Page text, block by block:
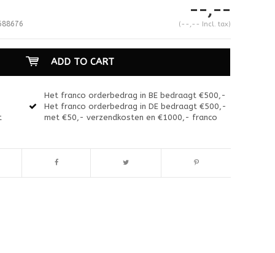
Enlarge image
--,--
(--,-- Incl. tax)
ADD TO CART
Het franco orderbedrag in BE bedraagt €500,-
Het franco orderbedrag in DE bedraagt €500,-
met €50,- verzendkosten en €1000,- franco